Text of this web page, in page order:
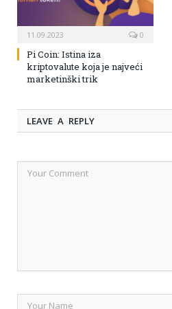
11.09.2023 0
Pi Coin: Istina iza
kriptovalute koja je najveći
marketinški trik
LEAVE A REPLY